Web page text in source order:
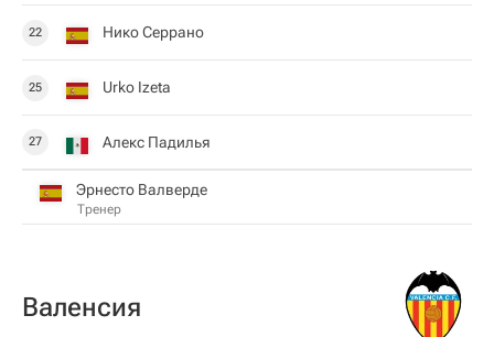
22 Нико Серрано
25 Urko Izeta
27 Алекс Падилья
Эрнесто Валверде
Тренер
Валенсия